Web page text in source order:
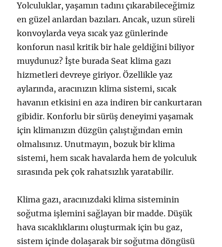
Yolculuklar, yaşamın tadını çıkarabileceğimiz
en güzel anlardan bazıları. Ancak, uzun süreli
konvoylarda veya sıcak yaz günlerinde
konforun nasıl kritik bir hale geldiğini biliyor
muydunuz? İşte burada Seat klima gazı
hizmetleri devreye giriyor. Özellikle yaz
aylarında, aracınızın klima sistemi, sıcak
havanın etkisini en aza indiren bir cankurtaran
gibidir. Konforlu bir sürüş deneyimi yaşamak
için klimanızın düzgün çalıştığından emin
olmalısınız. Unutmayın, bozuk bir klima
sistemi, hem sıcak havalarda hem de yolculuk
sırasında pek çok rahatsızlık yaratabilir.
Klima gazı, aracınızdaki klima sisteminin
soğutma işlemini sağlayan bir madde. Düşük
hava sıcaklıklarını oluşturmak için bu gaz,
sistem içinde dolaşarak bir soğutma döngüsü